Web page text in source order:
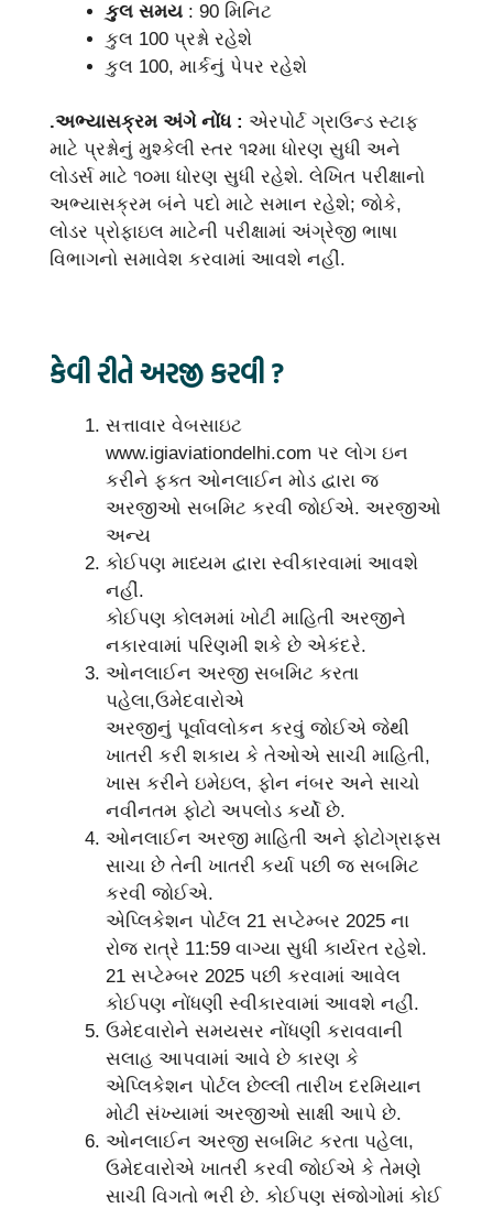
કુલ સમય : 90 મિનિટ
કુલ 100 પ્રશ્નો રહેશે
કુલ 100, માર્કનું પેપર રહેશે
.અભ્યાસક્રમ અંગે નોંધ : એરપોર્ટ ગ્રાઉન્ડ સ્ટાફ
માટે પ્રશ્નોનું મુશ્કેલી સ્તર ૧૨મા ધોરણ સુધી અને
લોડર્સ માટે ૧૦મા ધોરણ સુધી રહેશે. લેખિત પરીક્ષાનો
અભ્યાસક્રમ બંને પદો માટે સમાન રહેશે; જોકે,
લોડર પ્રોફાઇલ માટેની પરીક્ષામાં અંગ્રેજી ભાષા
વિભાગનો સમાવેશ કરવામાં આવશે નહીં.
કેવી રીતે અરજી કરવી ?
સત્તાવાર વેબસાઇટ
www.igiaviationdelhi.com પર લોગ ઇન
કરીને ફક્ત ઓનલાઈન મોડ દ્વારા જ
અરજીઓ સબમિટ કરવી જોઈએ. અરજીઓ
અન્ય
કોઈપણ માધ્યમ દ્વારા સ્વીકારવામાં આવશે
નહીં.
કોઈપણ કોલમમાં ખોટી માહિતી અરજીને
નકારવામાં પરિણમી શકે છે એકંદરે.
ઓનલાઈન અરજી સબમિટ કરતા
પહેલા,ઉમેદવારોએ
અરજીનું પૂર્વાવલોકન કરવું જોઈએ જેથી
ખાતરી કરી શકાય કે તેઓએ સાચી માહિતી,
ખાસ કરીને ઇમેઇલ, ફોન નંબર અને સાચો
નવીનતમ ફોટો અપલોડ કર્યો છે.
ઓનલાઈન અરજી માહિતી અને ફોટોગ્રાફ્સ
સાચા છે તેની ખાતરી કર્યા પછી જ સબમિટ
કરવી જોઈએ.
એપ્લિકેશન પોર્ટલ 21 સપ્ટેમ્બર 2025 ના
રોજ રાત્રે 11:59 વાગ્યા સુધી કાર્યરત રહેશે.
21 સપ્ટેમ્બર 2025 પછી કરવામાં આવેલ
કોઈપણ નોંધણી સ્વીકારવામાં આવશે નહીં.
ઉમેદવારોને સમયસર નોંધણી કરાવવાની
સલાહ આપવામાં આવે છે કારણ કે
એપ્લિકેશન પોર્ટલ છેલ્લી તારીખ દરમિયાન
મોટી સંખ્યામાં અરજીઓ સાક્ષી આપે છે.
ઓનલાઈન અરજી સબમિટ કરતા પહેલા,
ઉમેદવારોએ ખાતરી કરવી જોઈએ કે તેમણે
સાચી વિગતો ભરી છે. કોઈપણ સંજોગોમાં કોઈ